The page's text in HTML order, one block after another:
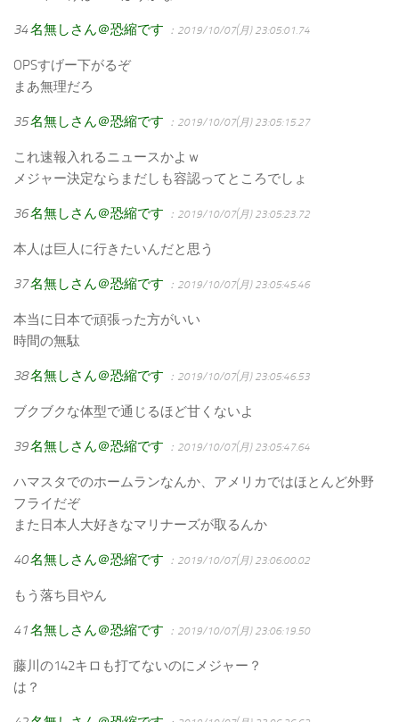
34名無しさん＠恐縮です ：2019/10/07(月) 23:05:01.74
OPSすげー下がるぞ
まあ無理だろ
35名無しさん＠恐縮です ：2019/10/07(月) 23:05:15.27
これ速報入れるニュースかよｗ
メジャー決定ならまだしも容認ってところでしょ
36名無しさん＠恐縮です ：2019/10/07(月) 23:05:23.72
本人は巨人に行きたいんだと思う
37名無しさん＠恐縮です ：2019/10/07(月) 23:05:45.46
本当に日本で頑張った方がいい
時間の無駄
38名無しさん＠恐縮です ：2019/10/07(月) 23:05:46.53
ブクブクな体型で通じるほど甘くないよ
39名無しさん＠恐縮です ：2019/10/07(月) 23:05:47.64
ハマスタでのホームランなんか、アメリカではほとんど外野
フライだぞ
また日本人大好きなマリナーズが取るんか
40名無しさん＠恐縮です ：2019/10/07(月) 23:06:00.02
もう落ち目やん
41名無しさん＠恐縮です ：2019/10/07(月) 23:06:19.50
藤川の142キロも打てないのにメジャー？
は？